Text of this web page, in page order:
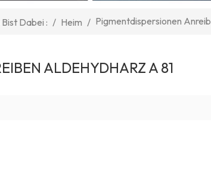
Bist Dabei : / Heim / Pigmentdispersionen
ALDEHYDHARZ A 81